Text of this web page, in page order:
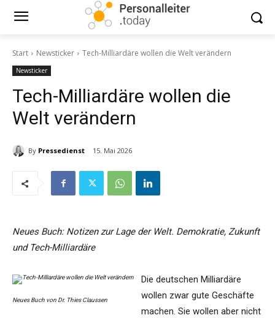
Start Newsticker Tech-Milliardäre wollen die Welt verändern
Newsticker
Tech-Milliardäre wollen die
Welt verändern
By Pressedienst 15. Mai 2026
Neues Buch: Notizen zur Lage der Welt. Demokratie, Zukunft
und Tech-Milliardäre
Neues Buch von Dr. Thies Claussen
Die deutschen Milliardäre
wollen zwar gute Geschäfte
machen. Sie wollen aber nicht